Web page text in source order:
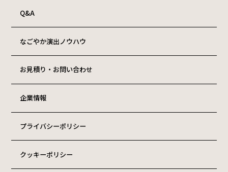
Q&A
なごやか演出ノウハウ
お見積り・お問い合わせ
企業情報
プライバシーポリシー
クッキーポリシー